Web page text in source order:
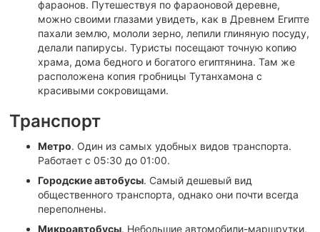
фараонов. Путешествуя по фараоновой деревне,
можно своими глазами увидеть, как в Древнем Египте
пахали землю, мололи зерно, лепили глиняную посуду,
делали папирусы. Туристы посещают точную копию
храма, дома бедного и богатого египтянина. Там же
расположена копия гробницы Тутанхамона с
красивыми сокровищами.
Транспорт
Метро. Один из самых удобных видов транспорта.
Работает с 05:30 до 01:00.
Городские автобусы. Самый дешевый вид
общественного транспорта, однако они почти всегда
переполнены.
Микроавтобусы. Небольшие автомобили-маршрутки,